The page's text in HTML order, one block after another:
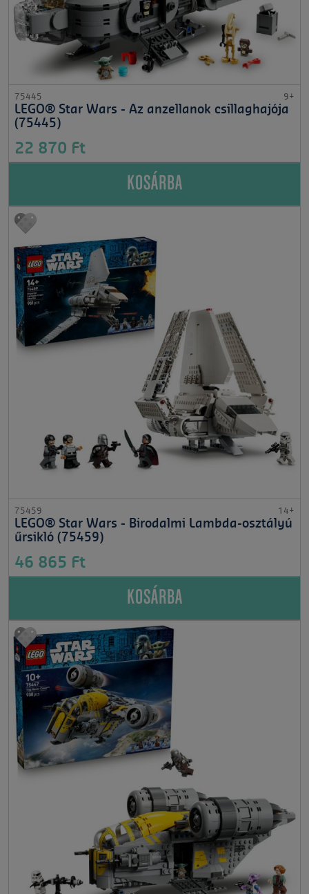
75445 9+
LEGO® Star Wars - Az anzellanok csillaghajója
(75445)
22 870 Ft
KOSÁRBA
75459 14+
LEGO® Star Wars - Birodalmi Lambda-osztályú
űrsikló (75459)
46 865 Ft
KOSÁRBA